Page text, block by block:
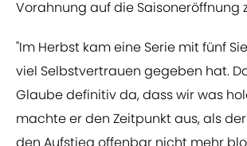
Vorahnung auf die Saisoneröffnung
"Im Herbst kam eine Serie mit fünf
viel Selbstvertrauen gegeben hat.
Glaube definitiv da, dass wir was
machte er den Zeitpunkt aus, als